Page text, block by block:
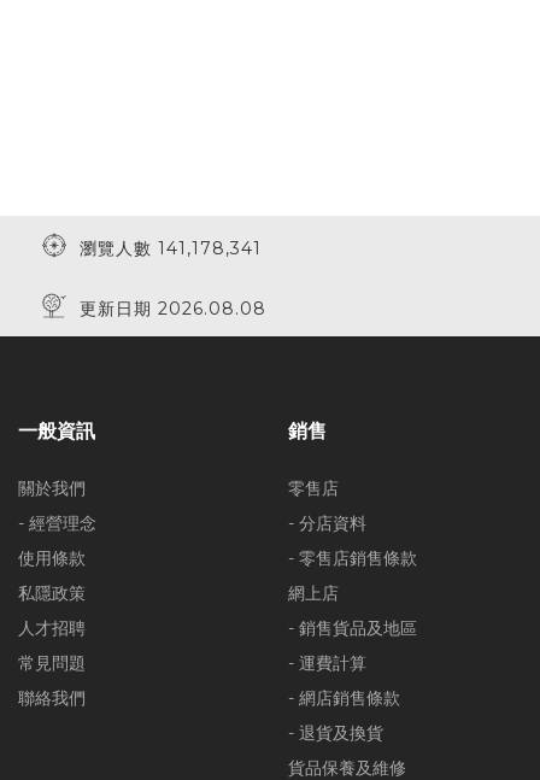
瀏覽人數 141,178,341
更新日期 2026.08.08
一般資訊
關於我們
- 經營理念
使用條款
私隱政策
人才招聘
常見問題
聯絡我們
銷售
零售店
- 分店資料
- 零售店銷售條款
網上店
- 銷售貨品及地區
- 運費計算
- 網店銷售條款
- 退貨及換貨
貨品保養及維修